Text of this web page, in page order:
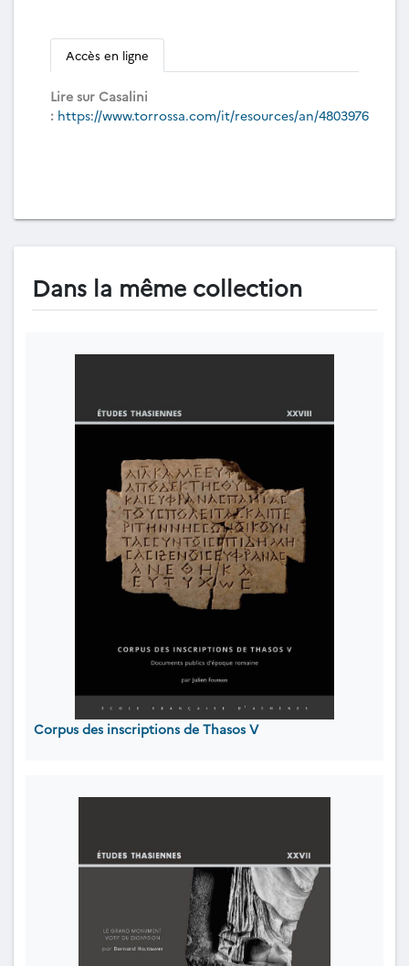
Accès en ligne
Lire sur Casalini
: https://www.torrossa.com/it/resources/an/4803976
Dans la même collection
Corpus des inscriptions de Thasos V